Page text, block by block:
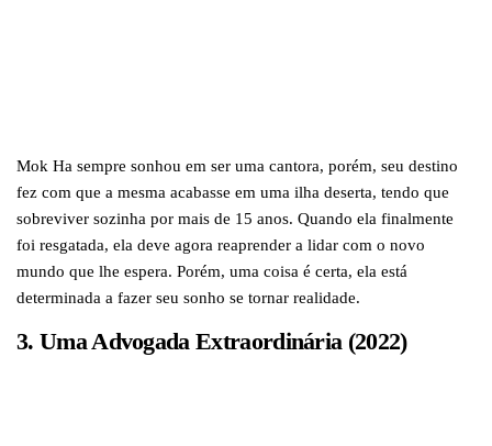
Mok Ha sempre sonhou em ser uma cantora, porém, seu destino
fez com que a mesma acabasse em uma ilha deserta, tendo que
sobreviver sozinha por mais de 15 anos. Quando ela finalmente
foi resgatada, ela deve agora reaprender a lidar com o novo
mundo que lhe espera. Porém, uma coisa é certa, ela está
determinada a fazer seu sonho se tornar realidade.
3. Uma Advogada Extraordinária (2022)